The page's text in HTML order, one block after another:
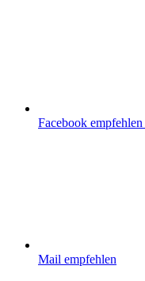
Facebook empfehlen
Mail empfehlen